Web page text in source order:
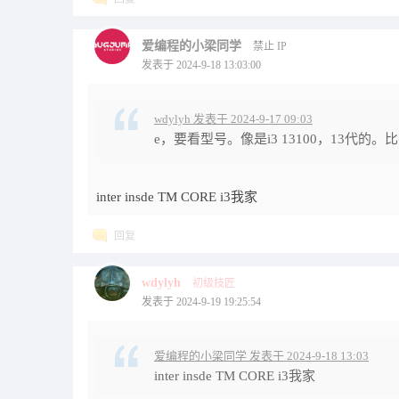
爱编程的小梁同学
禁止 IP
发表于 2024-9-18 13:03:00
wdylyh 发表于 2024-9-17 09:03
e，要看型号。像是i3 13100，13代的。比
inter insde TM CORE i3我家
回复
wdylyh
初级技匠
发表于 2024-9-19 19:25:54
爱编程的小梁同学 发表于 2024-9-18 13:03
inter insde TM CORE i3我家